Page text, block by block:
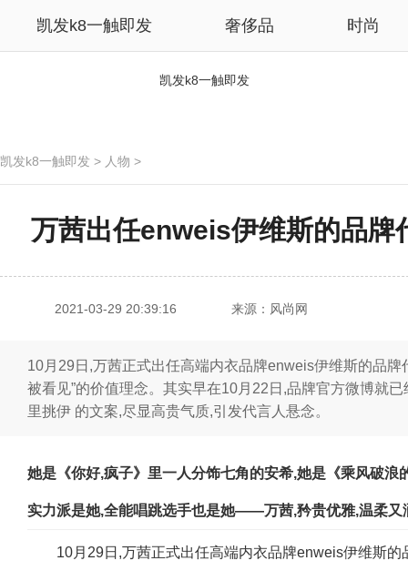
凯发k8一触即发 奢侈品 时尚
凯发k8一触即发
凯发k8一触即发 > 人物 >
万茜出任enweis伊维斯的品牌
2021-03-29 20:39:16 来源：风尚网
10月29日,万茜正式出任高端内衣品牌enweis伊维斯的品
被看见”的价值理念。其实早在10月22日,品牌官方微博就
里挑伊 的文案,尽显高贵气质,引发代言人悬念。
她是《你好,疯子》里一人分饰七角的安希,她是《乘风破
实力派是她,全能唱跳选手也是她——万茜,矜贵优雅,温柔又
10月29日,万茜正式出任高端内衣品牌enweis伊维斯